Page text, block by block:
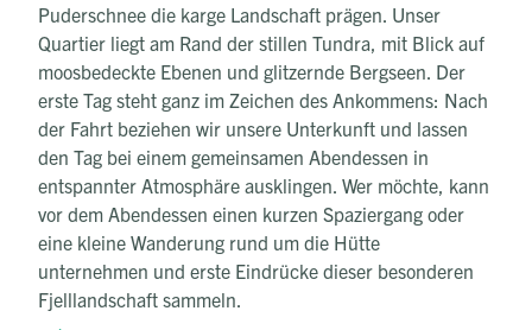
Puderschnee die karge Landschaft prägen. Unser
Quartier liegt am Rand der stillen Tundra, mit Blick auf
moosbedeckte Ebenen und glitzernde Bergseen. Der
erste Tag steht ganz im Zeichen des Ankommens: Nach
der Fahrt beziehen wir unsere Unterkunft und lassen
den Tag bei einem gemeinsamen Abendessen in
entspannter Atmosphäre ausklingen. Wer möchte, kann
vor dem Abendessen einen kurzen Spaziergang oder
eine kleine Wanderung rund um die Hütte
unternehmen und erste Eindrücke dieser besonderen
Fjelllandschaft sammeln.